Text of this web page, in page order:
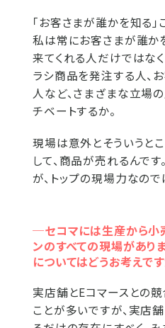
「お客さまが誰かを知る」
私は常にお客さまが誰か
来てくれる人だけではな
ラシ商品を発注する人、
人など、さまざまな立場
チベートするか。
現場は意外とそういうと
して、商品が売れるんで
が、トップの現場力なの
─セコマには生産から小
ンのすべての現場があり
についてはどうお考えです
実店舗とEコマースとの
ことが多いですが、実店